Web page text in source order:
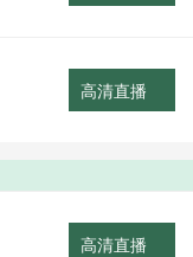
高清直播
高清直播